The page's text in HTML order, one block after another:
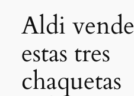
Aldi vende
estas tres
chaquetas